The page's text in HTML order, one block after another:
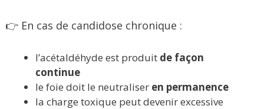
👉 En cas de candidose chronique :
l’acétaldéhyde est produit de façon
continue
le foie doit le neutraliser en permanence
la charge toxique peut devenir excessive